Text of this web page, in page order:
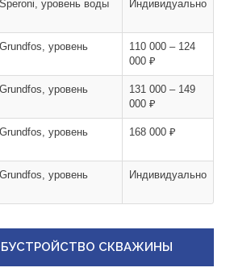
уровень воды
Индивидуально
уровень
110 000 – 124
000 ₽
уровень
131 000 – 149
000 ₽
уровень
168 000 ₽
уровень
Индивидуально
СКВАЖИНЫ